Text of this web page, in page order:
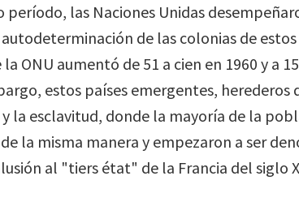
período, las Naciones Unidas
de las colonias de
ONU aumentó de 51 a cien en 1960 y a
estos países emergentes, herederos
la esclavitud, donde la mayoría de la
la misma manera y empezaron a ser
al "tiers état" de la Francia del siglo